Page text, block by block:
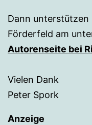
Dann unterstützen
Förderfeld am
Autorenseite bei
Vielen Dank
Peter Spork
Anzeige